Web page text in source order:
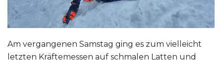
Am vergangenen Samstag ging es zum vielleicht
letzten Kräftemessen auf schmalen Latten und